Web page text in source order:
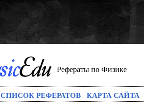
Рефераты по Физике
СПИСОК РЕФЕРАТОВ КАРТА САЙТА